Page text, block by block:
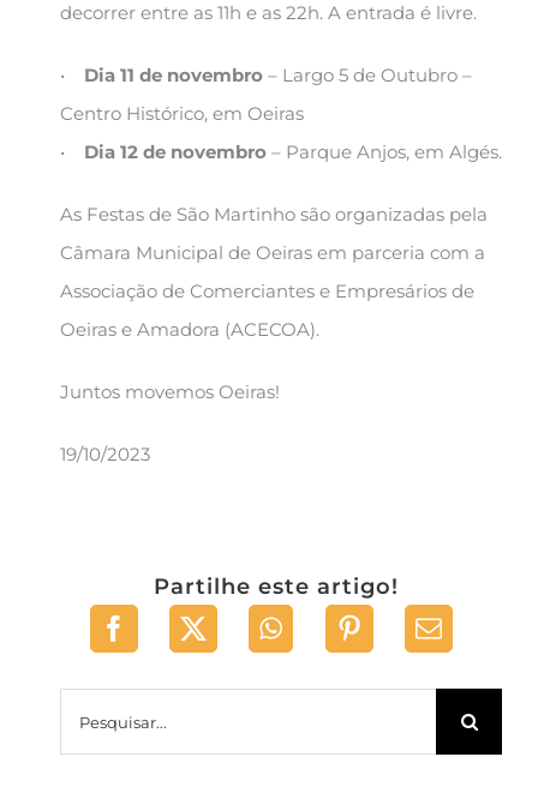
decorrer entre as 11h e as 22h. A entrada é livre.
• Dia 11 de novembro– Largo 5 de Outubro –
Centro Histórico, em Oeiras
• Dia 12 de novembro– Parque Anjos, em Algés.
As Festas de São Martinho são organizadas pela
Câmara Municipal de Oeiras em parceria com a
Associação de Comerciantes e Empresários de
Oeiras e Amadora (ACECOA).
Juntos movemos Oeiras!
19/10/2023
Partilhe este artigo!